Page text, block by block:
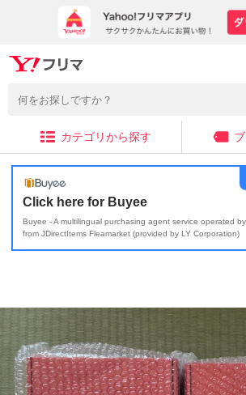
カテゴリから探す
Click here for Buyee
Buyee - A multilingual purchasing agent service operated
from JDirectItems Fleamarket (provided by LY Corporation)